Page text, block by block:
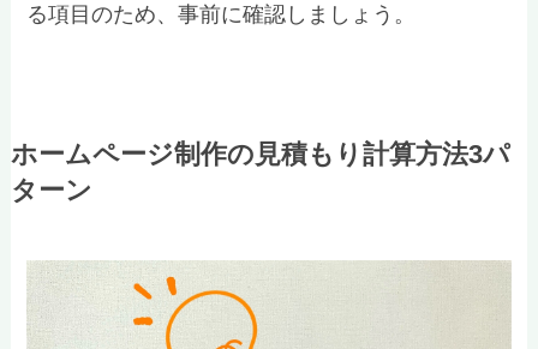
る項目のため、事前に確認しましょう。
ホームページ制作の見積もり計算方法3パ
ターン